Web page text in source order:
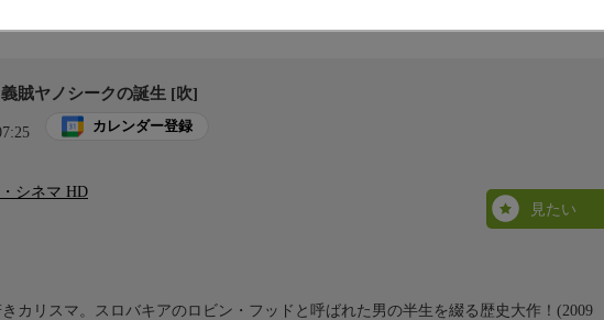
賊ヤノシークの誕生 [吹]
カレンダー登録
シネマ HD
見たい
カリスマ。スロバキアのロビン・フッドと呼ばれた男の半生を綴る歴史大作！(2009